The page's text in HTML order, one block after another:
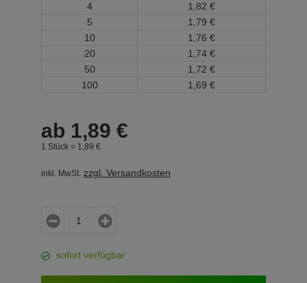
4
1, 82 €
5
1, 79 €
10
1, 76 €
20
1, 74 €
50
1, 72 €
100
1, 69 €
ab 1,89 €
1 Stück = 1, 89 €
inkl. MwSt. zzgl. Versandkosten
sofort verfügbar